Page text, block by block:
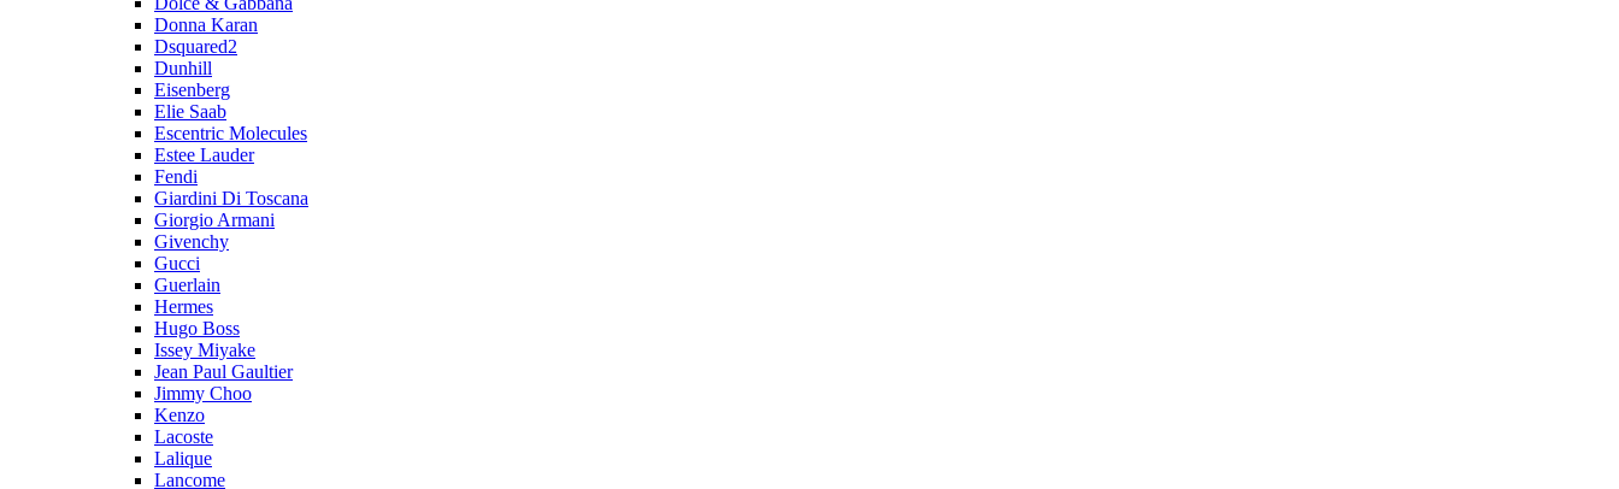
Donna Karan
Dsquared2
Dunhill
Eisenberg
Elie Saab
Escentric Molecules
Estee Lauder
Fendi
Giardini Di Toscana
Giorgio Armani
Givenchy
Gucci
Guerlain
Hermes
Hugo Boss
Issey Miyake
Jean Paul Gaultier
Jimmy Choo
Kenzo
Lacoste
Lalique
Lancome